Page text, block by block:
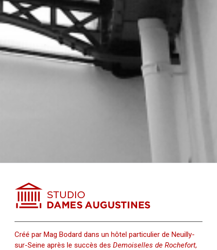
Créé par Mag Bodard dans un hôtel particulier de Neuilly-
sur-Seine après le succès des Demoiselles de Rochefort,